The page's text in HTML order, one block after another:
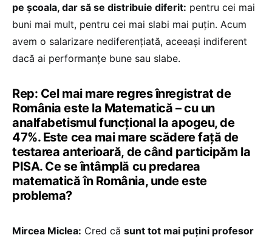
pe școala, dar să se distribuie diferit: pentru cei mai
buni mai mult, pentru cei mai slabi mai puțin. Acum
avem o salarizare nediferențiată, aceeași indiferent
dacă ai performanțe bune sau slabe.
Rep: Cel mai mare regres înregistrat de
România este la Matematică – cu un
analfabetismul funcțional la apogeu, de
47%. Este cea mai mare scădere față de
testarea anterioară, de când participăm la
PISA. Ce se întâmplă cu predarea
matematică în România, unde este
problema?
Mircea Miclea: Cred că sunt tot mai puțini profesor